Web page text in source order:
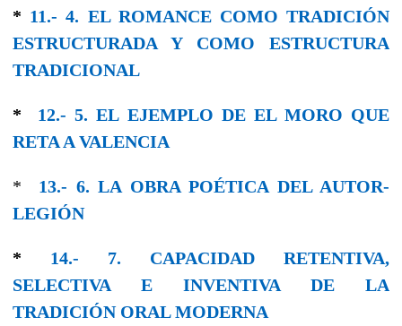
* 11.- 4. EL ROMANCE COMO TRADICIÓN
ESTRUCTURADA Y CΟΜO ESTRUCTURA
TRADICIONAL
* 12.- 5. EL EJEMPLO DE EL MORO QUE
RETA A VALENCIA
* 13.- 6. LA OBRA POÉTICA DEL AUTOR-
LEGΙÓΝ
* 14.- 7. CAPACIDAD RETENTIVA,
SELECTIVA E INVENTIVA DE LA
TRADICIÓN ORAL MODERNA